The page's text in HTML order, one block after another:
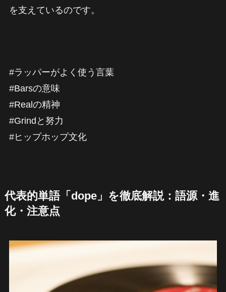
を支えているのです。
#ラッパーがよく使う言葉
#Barsの意味
#Realの精神
#Grindと努力
#ヒップホップ文化
代表的単語「dope」を徹底解説：語源・進
化・注意点